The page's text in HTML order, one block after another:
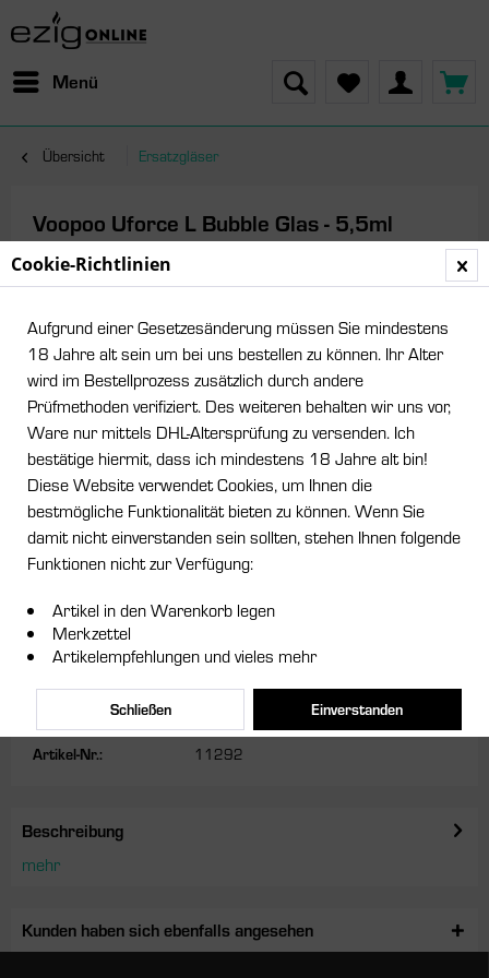
Menü
Übersicht Ersatzgläser
Voopoo Uforce L Bubble Glas - 5,5ml
3,95 € *
inkl. MwSt.zzgl. Versandkosten
Sofort versandfertig, Lieferzeit ca. 1-3 Werktage
In denWarenkorb
Artikel-Nr.: 11292
Beschreibung
mehr
Kunden haben sich ebenfalls angesehen
Cookie-Richtlinien
Aufgrund einer Gesetzesänderung müssen Sie mindestens
18 Jahre alt sein um bei uns bestellen zu können. Ihr Alter
wird im Bestellprozess zusätzlich durch andere
Prüfmethoden verifiziert. Des weiteren behalten wir uns vor,
Ware nur mittels DHL-Altersprüfung zu versenden. Ich
bestätige hiermit, dass ich mindestens 18 Jahre alt bin!
Diese Website verwendet Cookies, um Ihnen die
bestmögliche Funktionalität bieten zu können. Wenn Sie
damit nicht einverstanden sein sollten, stehen Ihnen folgende
Funktionen nicht zur Verfügung:
Artikel in den Warenkorb legen
Merkzettel
Artikelempfehlungen und vieles mehr
Einverstanden
Schließen